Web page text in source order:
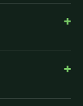
+
+